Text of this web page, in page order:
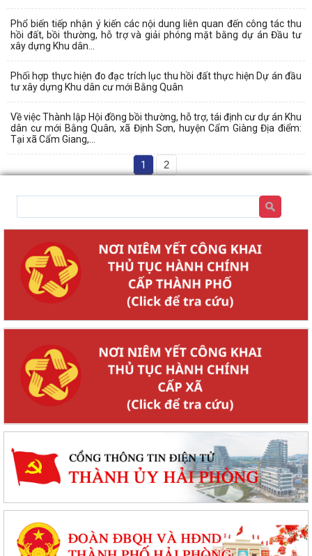
Phổ biến tiếp nhận ý kiến các nội dung liên quan đến công tác thu
hồi đất, bồi thường, hỗ trợ và giải phóng mặt bằng dự án Đầu tư
xây dựng Khu dân...
Phối hợp thực hiện đo đạc trích lục thu hồi đất thực hiện Dự án đầu
tư xây dựng Khu dân cư mới Bằng Quân
Về việc Thành lập Hội đồng bồi thường, hỗ trợ, tái định cư dự án Khu
dân cư mới Bằng Quân, xã Định Sơn, huyện Cẩm Giàng Địa điểm:
Tại xã Cẩm Giang,...
1 2